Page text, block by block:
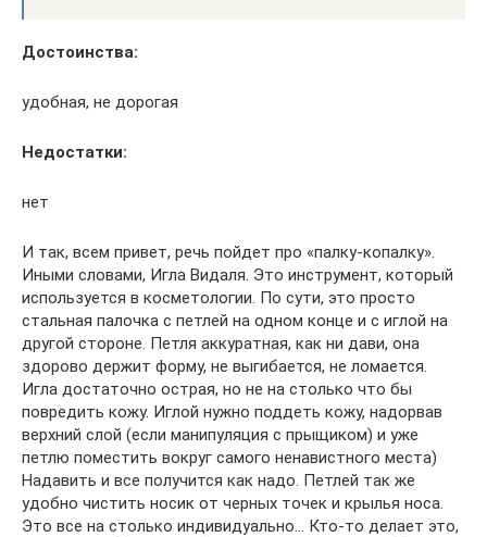
Достоинства:
удобная, не дорогая
Недостатки:
нет
И так, всем привет, речь пойдет про «палку-копалку».
Иными словами, Игла Видаля. Это инструмент, который
используется в косметологии. По сути, это просто
стальная палочка с петлей на одном конце и с иглой на
другой стороне. Петля аккуратная, как ни дави, она
здорово держит форму, не выгибается, не ломается.
Игла достаточно острая, но не на столько что бы
повредить кожу. Иглой нужно поддеть кожу, надорвав
верхний слой (если манипуляция с прыщиком) и уже
петлю поместить вокруг самого ненавистного места)
Надавить и все получится как надо. Петлей так же
удобно чистить носик от черных точек и крылья носа.
Это все на столько индивидуально… Кто-то делает это,